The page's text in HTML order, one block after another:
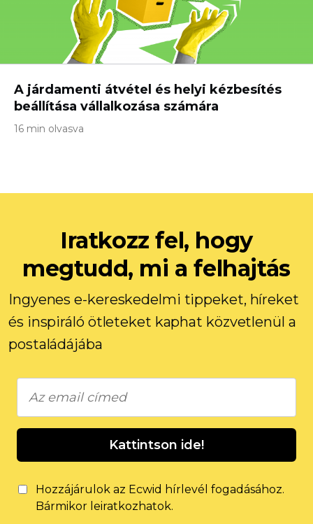
A járdamenti átvétel és helyi kézbesítés
beállítása vállalkozása számára
16 min olvasva
Iratkozz fel, hogy
megtudd, mi a felhajtás
Ingyenes e-kereskedelmi tippeket, híreket
és inspiráló ötleteket kaphat közvetlenül a
postaládájába
Kattintson ide!
Hozzájárulok az Ecwid hírlevél fogadásához.
Bármikor leiratkozhatok.